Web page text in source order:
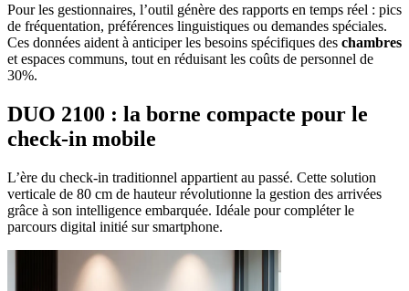
Pour les gestionnaires, l’outil génère des rapports en temps réel : pics
de fréquentation, préférences linguistiques ou demandes spéciales.
Ces données aident à anticiper les besoins spécifiques des chambres
et espaces communs, tout en réduisant les coûts de personnel de
30%.
DUO 2100 : la borne compacte pour le
check-in mobile
L’ère du check-in traditionnel appartient au passé. Cette solution
verticale de 80 cm de hauteur révolutionne la gestion des arrivées
grâce à son intelligence embarquée. Idéale pour compléter le
parcours digital initié sur smartphone.